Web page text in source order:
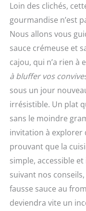
Loin des clichés,
gourmandise n’est
Nous allons vous
sauce crémeuse et
cajou, qui n’a rien à
à bluffer vos
sous un jour
irrésistible. Un plat
sans le moindre
invitation à explorer
prouvant que la
simple, accessible
suivant nos
fausse sauce au
deviendra vite un